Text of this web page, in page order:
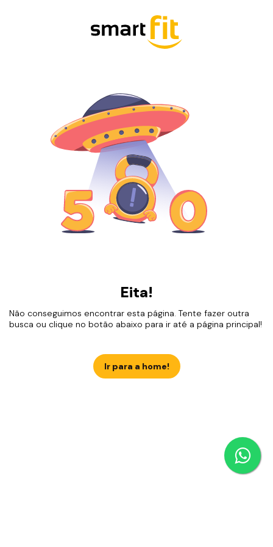
Eita!
Não conseguimos encontrar esta página. Tente fazer outra
busca ou clique no botão abaixo para ir até a página principal!
Ir para a home!